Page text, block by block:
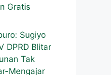
Gratis
Sugiyo
DPRD Blitar
Tak
Mengajar